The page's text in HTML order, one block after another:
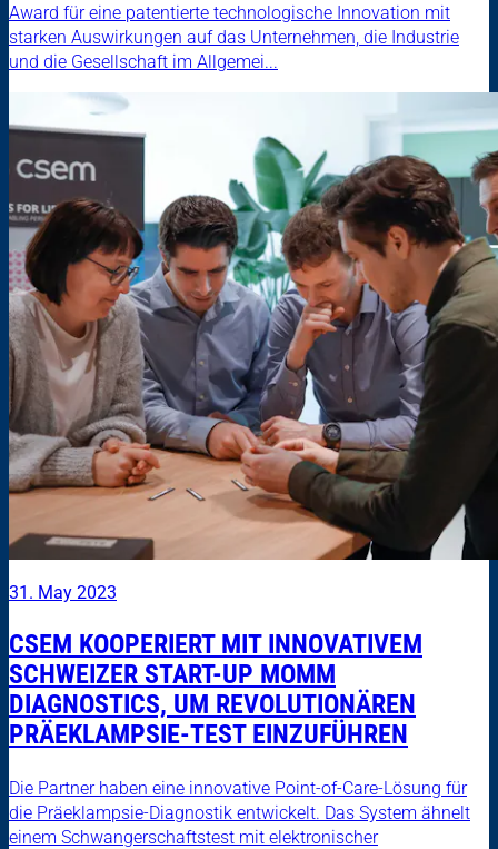
Award für eine patentierte technologische Innovation mit
starken Auswirkungen auf das Unternehmen, die Industrie
und die Gesellschaft im Allgemei...
31. May 2023
CSEM KOOPERIERT MIT INNOVATIVEM
SCHWEIZER START-UP MOMM
DIAGNOSTICS, UM REVOLUTIONÄREN
PRÄEKLAMPSIE-TEST EINZUFÜHREN
Die Partner haben eine innovative Point-of-Care-Lösung für
die Präeklampsie-Diagnostik entwickelt. Das System ähnelt
einem Schwangerschaftstest mit elektronischer